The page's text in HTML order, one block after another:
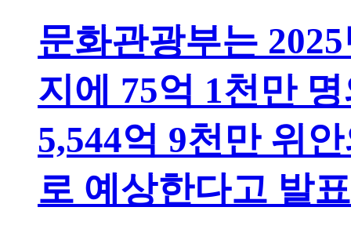
문화관광부는
지에 75억 1천만
5,544억 9천만 위
로 예상한다고 발